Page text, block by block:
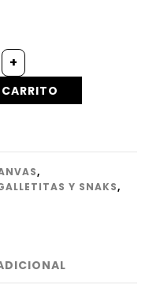
+
,
Y SNAKS,